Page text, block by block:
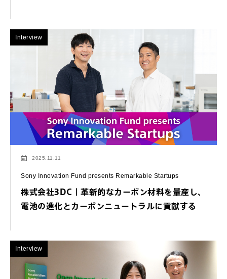
Interview
2025.11.11
Sony Innovation Fund presents Remarkable Startups
株式会社3DC｜革新的なカーボン材料を量産し、
電池の進化とカーボンニュートラルに貢献する
Interview